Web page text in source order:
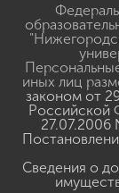
иных лиц
законом от
Российской
Сведения о